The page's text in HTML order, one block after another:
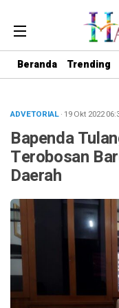
Beranda Trending
ADVETORIAL· 19 Okt 2022
Bapenda
Terobosan
Daerah